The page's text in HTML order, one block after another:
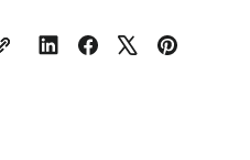
ShareCompartilhe
TweetarFixar